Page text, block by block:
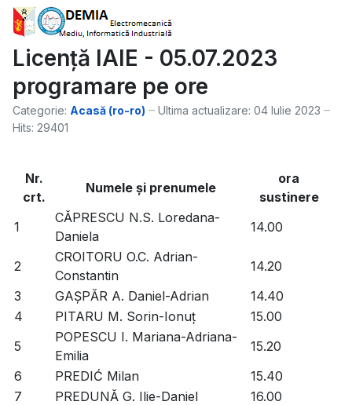
Licență IAIE - 05.07.2023
programare pe ore
Categorie: Acasă (ro-ro)
Ultima actualizare: 04 Iulie 2023
Hits: 29401
Nr.
crt.
Numele şi prenumele
ora
sustinere
1
CĂPRESCU N.S. Loredana-
Daniela
14.00
2
CROITORU O.C. Adrian-
Constantin
14.20
3
GAȘPĂR A. Daniel-Adrian
14.40
4
PITARU M. Sorin-Ionuț
15.00
5
POPESCU I. Mariana-Adriana-
Emilia
15.20
6
PREDIĆ Milan
15.40
7
PREDUNĂ G. Ilie-Daniel
16.00